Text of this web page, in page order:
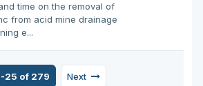
time on the removal of
from acid mine drainage
e...
25 of 279 Next